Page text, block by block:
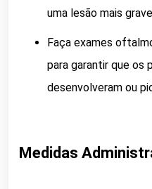
uma lesão mais
Faça exames
para garantir que os
desenvolveram ou
Medidas